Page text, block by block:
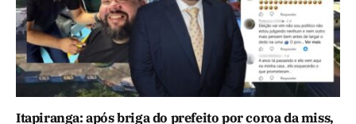
Itapiranga: após briga do prefeito por coroa da miss,